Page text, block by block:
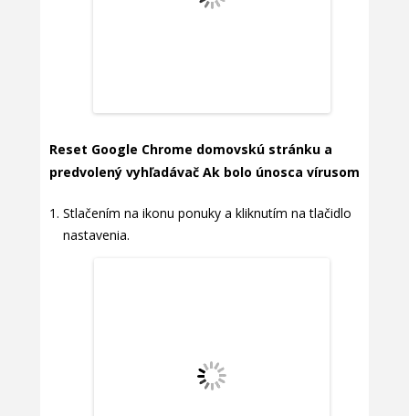
Reset Google Chrome domovskú stránku a
predvolený vyhľadávač Ak bolo únosca vírusom
Stlačením na ikonu ponuky a kliknutím na tlačidlo
nastavenia.